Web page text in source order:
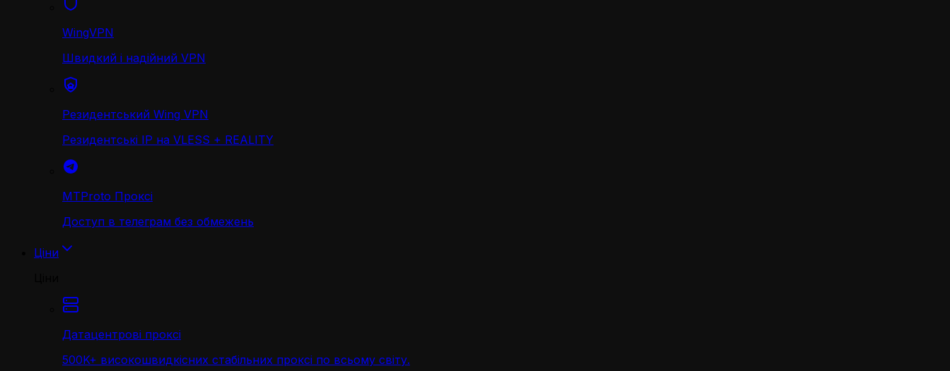
WingVPN
Швидкий і надійний VPN
Резидентський Wing VPN
Резидентські IP на VLESS + REALITY
MTProto Проксі
Доступ в телеграм без обмежень
Ціни
Датацентрові проксі
500K+ високошвидкісних стабільних проксі по всьому світу.